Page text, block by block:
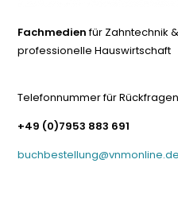
Fachmedienfür Zahntechnik
professionelle Hauswirtschaft
Telefonnummer für Rückfragen
+49 (0)7953 883 691
buchbestellung@vnmonline.de